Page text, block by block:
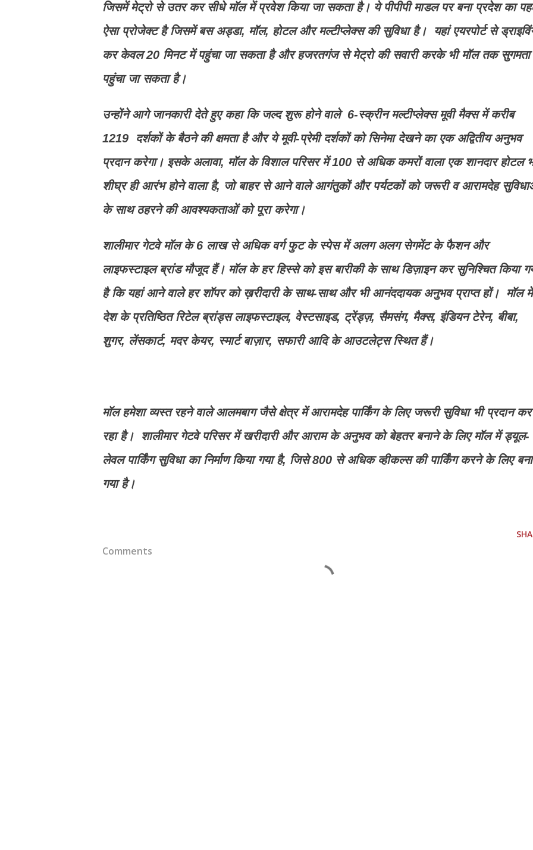
जिसमें मेट्रो से उतर कर सीधे मॉल में प्रवेश किया जा सकता है। ये पीपीपी माडल पर बना प्रदेश का
ऐसा प्रोजेक्ट है जिसमें बस अड्डा, मॉल, होटल और मल्टीप्लेक्स की सुविधा है। यहां एयरपोर्ट से
कर केवल 20 मिनट में पहुंचा जा सकता है और हजरतगंज से मेट्रो की सवारी करके भी मॉल तक
पहुंचा जा सकता है।
उन्होंने आगे जानकारी देते हुए कहा कि जल्द शुरू होने वाले 6-स्क्रीन मल्टीप्लेक्स मूवी मैक्स में करीब
1219 दर्शकों के बैठने की क्षमता है और ये मूवी-प्रेमी दर्शकों को सिनेमा देखने का एक अद्वितीय अनुभव
प्रदान करेगा। इसके अलावा, मॉल के विशाल परिसर में 100 से अधिक कमरों वाला एक शानदार होटल
शीघ्र ही आरंभ होने वाला है, जो बाहर से आने वाले आगंतुकों और पर्यटकों को जरूरी व आरामदेह
के साथ ठहरने की आवश्यकताओं को पूरा करेगा।
शालीमार गेटवे मॉल के 6 लाख से अधिक वर्ग फुट के स्पेस में अलग अलग सेगमेंट के फैशन और
लाइफस्टाइल ब्रांड मौजूद हैं। मॉल के हर हिस्से को इस बारीकी के साथ डिज़ाइन कर सुनिश्चित किया
है कि यहां आने वाले हर शॉपर को ख़रीदारी के साथ-साथ और भी आनंददायक अनुभव प्राप्त हों। मॉल में
देश के प्रतिष्ठित रिटेल ब्रांड्स लाइफस्टाइल, वेस्टसाइड, ट्रेंड्ज़, सैमसंग, मैक्स, इंडियन टेरेन, बीबा,
शुगर, लेंसकार्ट, मदर केयर, स्मार्ट बाज़ार, सफारी आदि के आउटलेट्स स्थित हैं।
मॉल हमेशा व्यस्त रहने वाले आलमबाग जैसे क्षेत्र में आरामदेह पार्किंग के लिए जरूरी सुविधा भी प्रदान कर
रहा है। शालीमार गेटवे परिसर में खरीदारी और आराम के अनुभव को बेहतर बनाने के लिए मॉल में ड्यूल-
लेवल पार्किंग सुविधा का निर्माण किया गया है, जिसे 800 से अधिक व्हीकल्स की पार्किंग करने के लिए
गया है।
Comments